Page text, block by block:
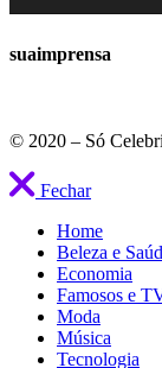
suaimprensa
© 2020 – Só
Fechar
Home
Beleza e
Economia
Famosos e
Moda
Música
Tecnologia